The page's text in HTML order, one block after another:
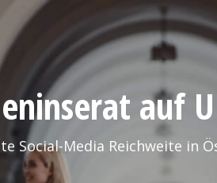
auf
Social-Media Reichweite in